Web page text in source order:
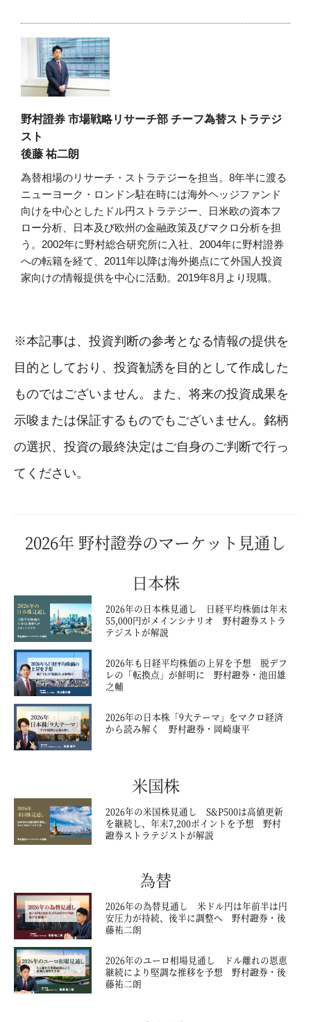
野村證券 市場戦略リサーチ部 チーフ為替ストラテジ
スト
後藤 祐二朗
為替相場のリサーチ・ストラテジーを担当。8年半に渡る
ニューヨーク・ロンドン駐在時には海外ヘッジファンド
向けを中心としたドル円ストラテジー、日米欧の資本フ
ロー分析、日本及び欧州の金融政策及びマクロ分析を担
う。2002年に野村総合研究所に入社、2004年に野村證券
への転籍を経て、2011年以降は海外拠点にて外国人投資
家向けの情報提供を中心に活動。2019年8月より現職。
※本記事は、投資判断の参考となる情報の提供を
目的としており、投資勧誘を目的として作成した
ものではございません。また、将来の投資成果を
示唆または保証するものでもございません。銘柄
の選択、投資の最終決定はご自身のご判断で行っ
てください。
2026年 野村證券のマーケット見通し
日本株
2026年の日本株見通し 日経平均株価は年末
55,000円がメインシナリオ 野村證券ストラ
テジストが解説
2026年も日経平均株価の上昇を予想 脱デフ
レの「転換点」が鮮明に 野村證券・池田雄
之輔
2026年の日本株「9大テーマ」をマクロ経済
から読み解く 野村證券・岡崎康平
米国株
2026年の米国株見通し S&P500は高値更新
を継続し、年末7,200ポイントを予想 野村
證券ストラテジストが解説
為替
2026年の為替見通し 米ドル円は年前半は円
安圧力が持続、後半に調整へ 野村證券・後
藤祐二朗
2026年のユーロ相場見通し ドル離れの恩恵
継続により堅調な推移を予想 野村證券・後
藤祐二朗